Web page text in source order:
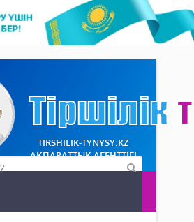
TIRSHILIK-TYNYSY.KZ
АҚПАРАТТЫҚ АГЕНТТІГІ